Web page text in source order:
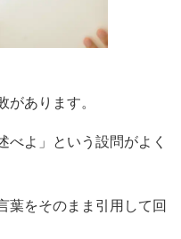
があります。
べよ」という設問がよく
葉をそのまま引用して回